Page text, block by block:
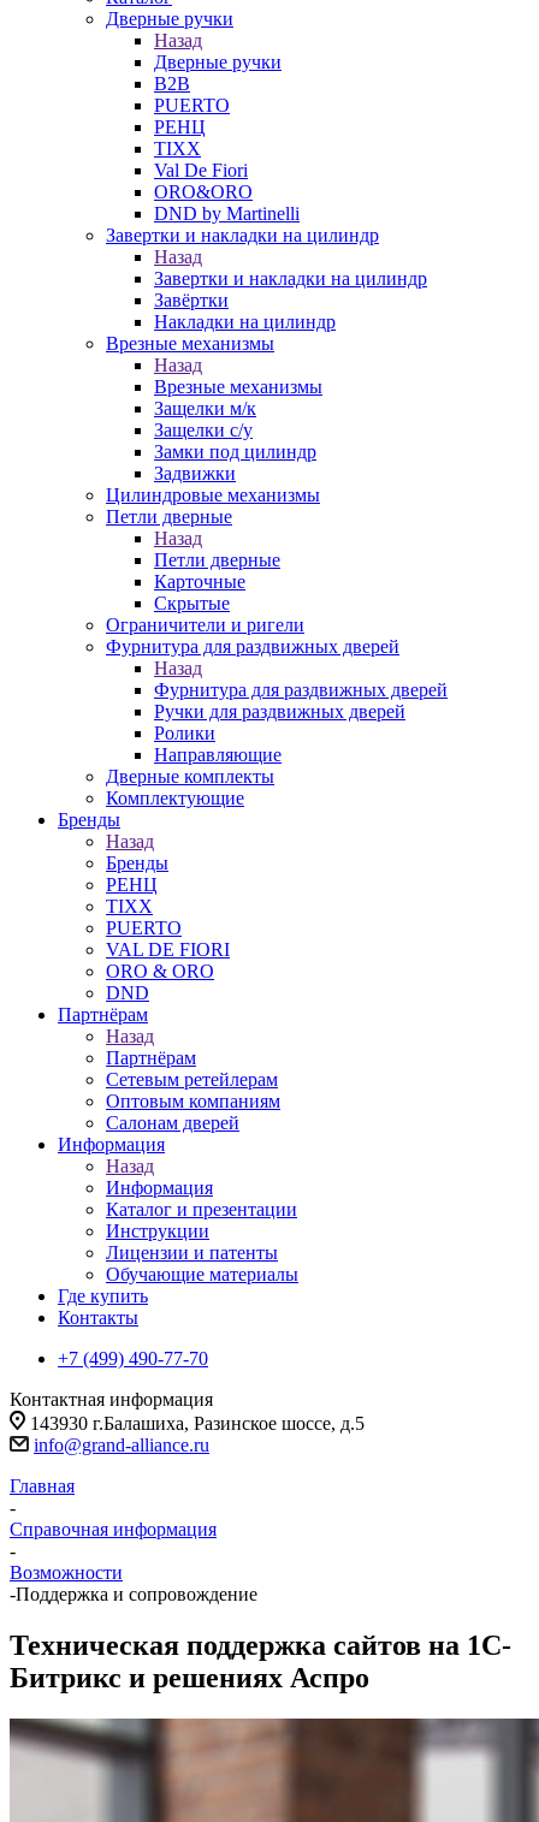
Дверные ручки
Назад
Дверные ручки
B2B
PUERTO
РЕНЦ
TIXX
Val De Fiori
ORO&ORO
DND by Martinelli
Завертки и накладки на цилиндр
Назад
Завертки и накладки на цилиндр
Завёртки
Накладки на цилиндр
Врезные механизмы
Назад
Врезные механизмы
Защелки м/к
Защелки с/у
Замки под цилиндр
Задвижки
Цилиндровые механизмы
Петли дверные
Назад
Петли дверные
Карточные
Скрытые
Ограничители и ригели
Фурнитура для раздвижных дверей
Назад
Фурнитура для раздвижных дверей
Ручки для раздвижных дверей
Ролики
Направляющие
Дверные комплекты
Комплектующие
Бренды
Назад
Бренды
РЕНЦ
TIXX
PUERTO
VAL DE FIORI
ORO & ORO
DND
Партнёрам
Назад
Партнёрам
Сетевым ретейлерам
Оптовым компаниям
Салонам дверей
Информация
Назад
Информация
Каталог и презентации
Инструкции
Лицензии и патенты
Обучающие материалы
Где купить
Контакты
+7 (499) 490-77-70
Контактная информация
143930 г.Балашиха, Разинское шоссе, д.5
info@grand-alliance.ru
Главная
-
Справочная информация
-
Возможности
-Поддержка и сопровождение
Техническая поддержка сайтов на 1С-
Битрикс и решениях Аспро